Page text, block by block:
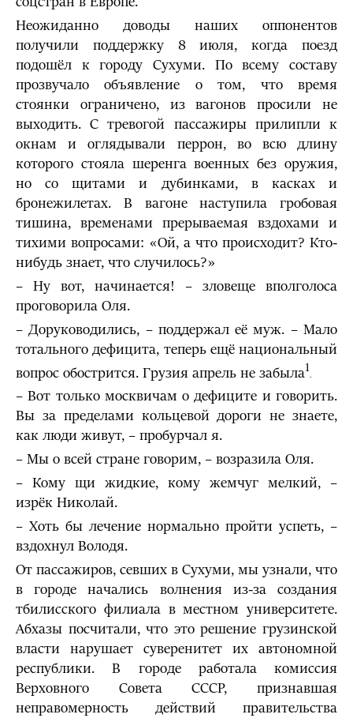
Неожиданно доводы наших оппонентов
получили поддержку 8 июля, когда поезд
подошёл к городу Сухуми. По всему составу
прозвучало объявление о том, что время
стоянки ограничено, из вагонов просили не
выходить. С тревогой пассажиры прилипли к
окнам и оглядывали перрон, во всю длину
которого стояла шеренга военных без оружия,
но со щитами и дубинками, в касках и
бронежилетах. В вагоне наступила гробовая
тишина, временами прерываемая вздохами и
тихими вопросами: «Ой, а что происходит? Кто-
нибудь знает, что случилось?»
– Ну вот, начинается! – зловеще вполголоса
проговорила Оля.
– Доруководились, – поддержал её муж. – Мало
тотального дефицита, теперь ещё национальный
вопрос обострится. Грузия апрель не забыла1
.
– Вот только москвичам о дефиците и говорить.
Вы за пределами кольцевой дороги не знаете,
как люди живут, – пробурчал я.
– Мы о всей стране говорим, – возразила Оля.
– Кому щи жидкие, кому жемчуг мелкий, –
изрёк Николай.
– Хоть бы лечение нормально пройти успеть, –
вздохнул Володя.
От пассажиров, севших в Сухуми, мы узнали, что
в городе начались волнения из-за создания
тбилисского филиала в местном университете.
Абхазы посчитали, что это решение грузинской
власти нарушает суверенитет их автономной
республики. В городе работала комиссия
Верховного Совета СССР, признавшая
неправомерность действий правительства